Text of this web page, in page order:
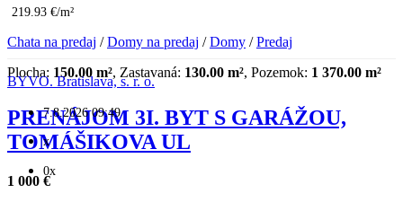
219.93 €/m²
Chata na predaj /Domy na predaj /Domy /Predaj
Plocha: 150.00 m², Zastavaná: 130.00 m², Pozemok: 1 370.00 m²
BYVO. Bratislava, s. r. o.
7.8.2026 09:49
x
0x
PRENÁJOM 3I. BYT S GARÁŽOU,
TOMÁŠIKOVA UL
1 000 €